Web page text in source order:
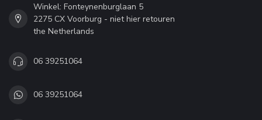
Winkel: Fonteynenburglaan 5
2275 CX Voorburg - niet hier retouren
the Netherlands
06 39251064
06 39251064